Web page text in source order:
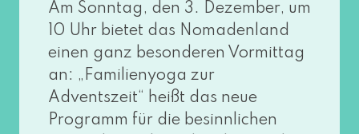
Am Sonntag, den 3. Dezember, um
10 Uhr bie­tet das Nomadenland
einen ganz beson­de­ren Vormittag
an: „Familienyoga zur
Adventszeit“ heißt das neue
Programm für die besinn­li­chen